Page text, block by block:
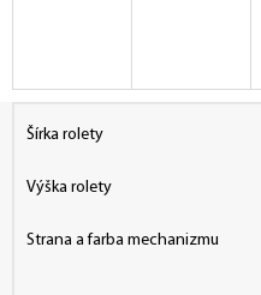
Šírka rolety
Výška rolety
Strana a farba mechanizmu